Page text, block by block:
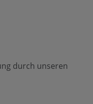
durch unseren